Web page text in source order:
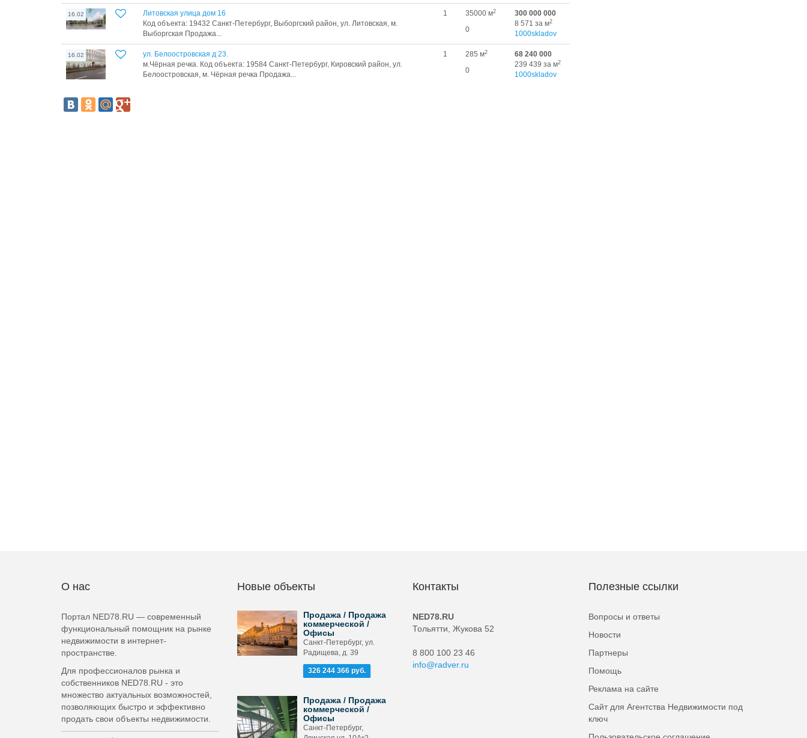
16.02
Литовская улица дом 16
Код объекта: 19432 Санкт-Петербург, Выборгский район, ул. Литовская, м.
Выборгская Продажа...
1 35000 м2
0
300 000 000
8 571 за м2
1000skladov
16.02
ул. Белоостровская д 23.
м.Чёрная речка. Код объекта: 19584 Санкт-Петербург, Кировский район, ул.
Белоостровская, м. Чёрная речка Продажа...
1 285 м2
0
68 240 000
239 439 за м2
1000skladov
О нас
Портал NED78.RU — современный
функциональный помощник на рынке
недвижимости в интернет-
пространстве.
Для профессионалов рынка и
собственников NED78.RU - это
множество актуальных возможностей,
позволяющих быстро и эффективно
продать свои объекты недвижимости.
Новые объекты
Продажа / Продажа
коммерческой /
Офисы
Санкт-Петербург, ул.
Радищева, д. 39
326 244 366 руб.
Продажа / Продажа
коммерческой /
Офисы
Санкт-Петербург,
Контакты
NED78.RU
Тольятти, Жукова 52
8 800 100 23 46
info@radver.ru
Полезные ссылки
Вопросы и ответы
Новости
Партнеры
Помощь
Реклама на сайте
Сайт для Агентства Недвижимости под
ключ